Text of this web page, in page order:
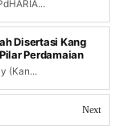
Disertasi Kang
Perdamaian
(Kan...
Next